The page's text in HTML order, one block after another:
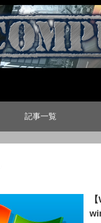
記事一覧